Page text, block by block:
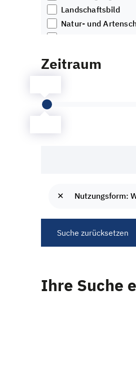
Landschaftsbild
Natur- und
Rückbau und
Zeitraum
Nutzungsform:
Suche zurücksetzen
Ihre Suche